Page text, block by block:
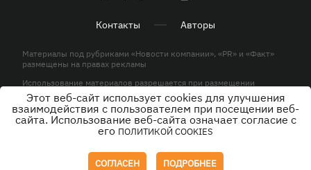
Контакты Авторы
Материалы под рубриками «Новости компании», «PR» и «Факт»
размещены на правах рекламы
Использование материалов разрешается при размещении
активной гиперссылки на KP.UA в первом абзаце.
© ООО «ЮЛАВ МЕДИА»,2026. Все права защищены.
Этот веб-сайт использует cookies для улучшения
взаимодействия с пользователем при посещении веб-
сайта. Использование веб-сайта означает согласие с
его ПОЛИТИКОЙ COOKIES
СОГЛАСЕН ПОДРОБНЕЕ